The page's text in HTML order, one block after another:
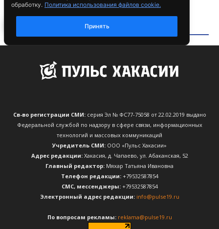
Св-во регистрации СМИ:серия Эл № ФС77-75058 от 22.02.2019 выдано
Федеральной службой по надзору в сфере связи, информационных
технологий и массовых коммуникаций
Учредитель СМИ: ООО «Пульс Хакасии»
Адрес редакции:Хакасия, д. Чапаево, ул. Абаканская, 52
Главный редактор: Мяхар Татьяна Ивановна
Телефон редакции:+79532587854
CМС, мессенджеры:+79532587854
Электронный адрес редакции: info@pulse19.ru
По вопросам рекламы: reklama@pulse19.ru